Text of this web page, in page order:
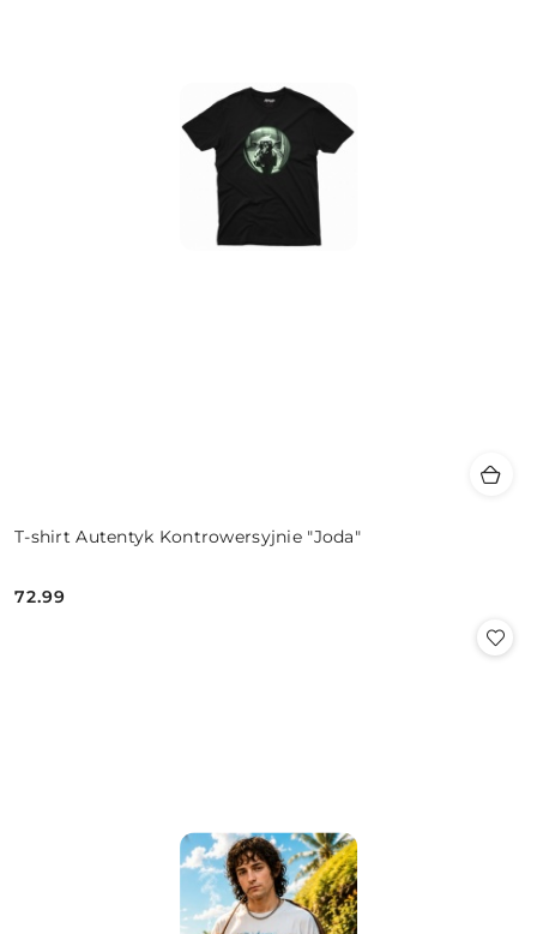
T-shirt Autentyk Kontrowersyjnie "Joda"
Cena:
72.99